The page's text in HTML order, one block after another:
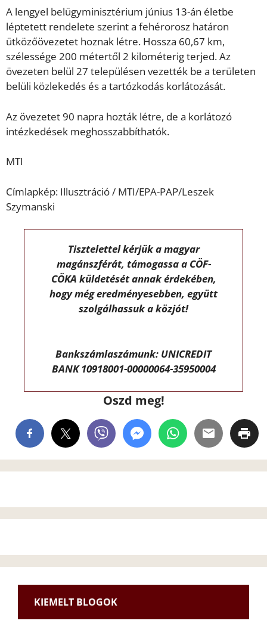
A lengyel belügyminisztérium június 13-án életbe
léptetett rendelete szerint a fehérorosz határon
ütközőövezetet hoznak létre. Hossza 60,67 km,
szélessége 200 métertől 2 kilométerig terjed. Az
övezeten belül 27 településen vezették be a területen
belüli közlekedés és a tartózkodás korlátozását.
Az övezetet 90 napra hozták létre, de a korlátozó
intézkedések meghosszabbíthatók.
MTI
Címlapkép: Illusztráció / MTI/EPA-PAP/Leszek
Szymanski
Tisztelettel kérjük a magyar
magánszférát, támogassa a CÖF-
CÖKA küldetését annak érdekében,
hogy még eredményesebben, együtt
szolgálhassuk a közjót!
Bankszámlaszámunk: UNICREDIT
BANK 10918001-00000064-35950004
Oszd meg!
KIEMELT BLOGOK